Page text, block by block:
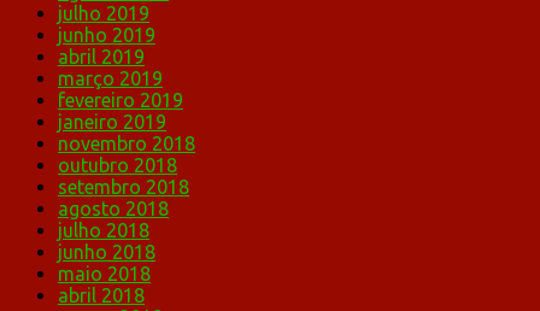
julho 2019
junho 2019
abril 2019
março 2019
fevereiro 2019
janeiro 2019
novembro 2018
outubro 2018
setembro 2018
agosto 2018
julho 2018
junho 2018
maio 2018
abril 2018